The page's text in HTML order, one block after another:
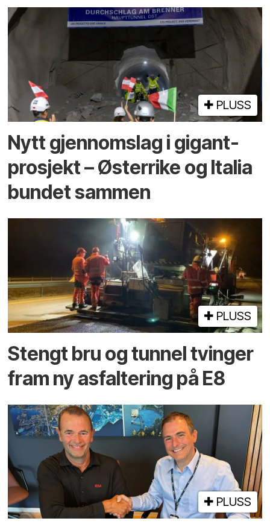
PLUSS
Nytt gjennomslag i gigant­
prosjekt – Østerrike og Italia
bundet sammen
PLUSS
Stengt bru og tunnel tvinger
fram ny asfaltering på E8
PLUSS